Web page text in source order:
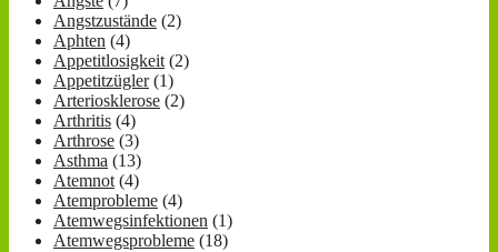
Angstzustände (2)
Aphten (4)
Appetitlosigkeit(2)
Appetitzügler(1)
Arteriosklerose (2)
Arthritis (4)
Arthrose (3)
Asthma (13)
Atemnot(4)
Atemprobleme (4)
Atemwegsinfektionen (1)
Atemwegsprobleme (18)